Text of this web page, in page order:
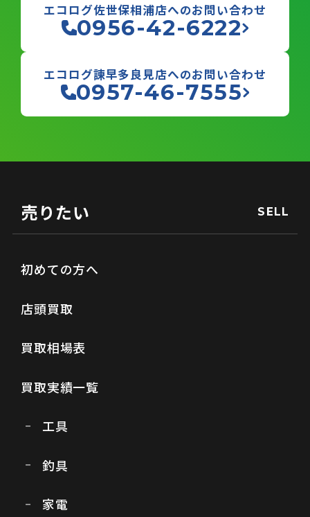
エコログ佐世保相浦店へのお問い合わせ
0956-42-6222
エコログ諫早多良見店へのお問い合わせ
0957-46-7555
売りたい SELL
初めての方へ
店頭買取
買取相場表
買取実績一覧
工具
釣具
家電